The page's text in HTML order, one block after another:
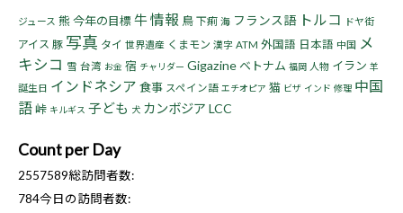
ジュース 熊今年の目標牛情報 鳥 下痢 海 フランス語 トルコ ドヤ街
アイス 豚 写真 タイ 世界遺産 くまモン 漢字 ATM 外国語 日本語 中国 メ
キシコ 雪 台湾 お金 宿 チャリダー Gigazine ベトナム 福岡 人物 イラン 羊
誕生日 インドネシア 食事 スペイン語 エチオピア 猫 ビザ インド 修理 中国
語峠 キルギス 子ども 犬 カンボジア LCC
Count per Day
2557589総訪問者数:
784今日の訪問者数: